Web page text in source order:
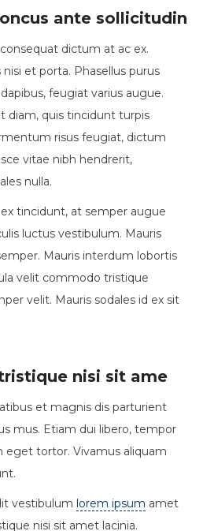
ante sollicitudin
dictum at ac ex.
et porta. Phasellus purus
feugiat varius augue.
diam, quis tincidunt turpis
risus feugiat, dictum
vitae nibh hendrerit,
nulla.
tincidunt, at semper augue
luctus vestibulum. Mauris
Mauris interdum lobortis
velit commodo tristique
velit. Mauris sodales id ex sit
nisi sit ame
et magnis dis parturient
mus. Etiam dui libero, tempor
eget tortor. Vivamus aliquam
vestibulum lorem ipsum amet
nisi sit amet lacinia.